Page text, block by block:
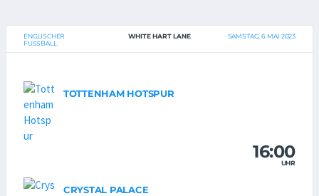
ENGLISCHER
FUSSBALL
WHITE HART LANE SAMSTAG, 6. MAI 2023
TOTTENHAM HOTSPUR
16:00
UHR
CRYSTAL PALACE